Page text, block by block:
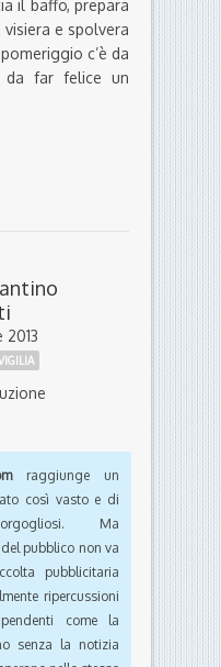
il baffo, prepara
e spolvera
c’è da
da far felice un
2013
raggiunge un
così vasto e di
Ma
pubblico non va
pubblicitaria
ripercussioni
come la
senza la notizia